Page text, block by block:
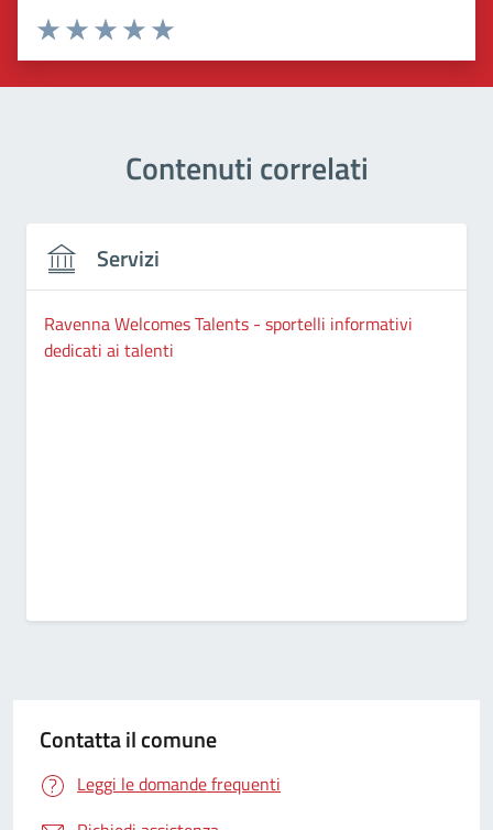
Valuta 5 stelle su 5
Valuta 4 stelle su 5
Valuta 3 stelle su 5
Valuta 2 stelle su 5
Valuta 1 stelle su 5
Contenuti correlati
Servizi
Ravenna Welcomes Talents - sportelli informativi
dedicati ai talenti
Contatta il comune
Leggi le domande frequenti